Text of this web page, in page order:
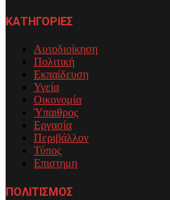
ΚΑΤΗΓΟΡΙΕΣ
Αυτοδιοίκηση
Πολιτική
Εκπαίδευση
Υγεία
Οικονομία
Ύπαιθρος
Εργασία
Περιβάλλον
Τύπος
Επιστημη
ΠΟΛΙΤΙΣΜΟΣ